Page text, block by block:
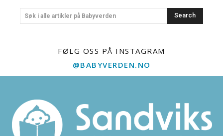
Søk i alle artikler på Babyverden Search
FØLG OSS PÅ INSTAGRAM
@BABYVERDEN.NO